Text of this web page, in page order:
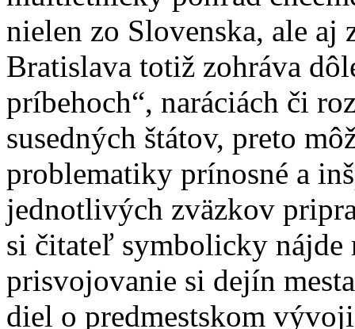
nielen zo Slovenska, ale aj
Bratislava totiž zohráva
príbehoch“, naráciách či
susedných štátov, preto
problematiky prínosné a
jednotlivých zväzkov
si čitateľ symbolicky
prisvojovanie si dejín
diel o predmestskom